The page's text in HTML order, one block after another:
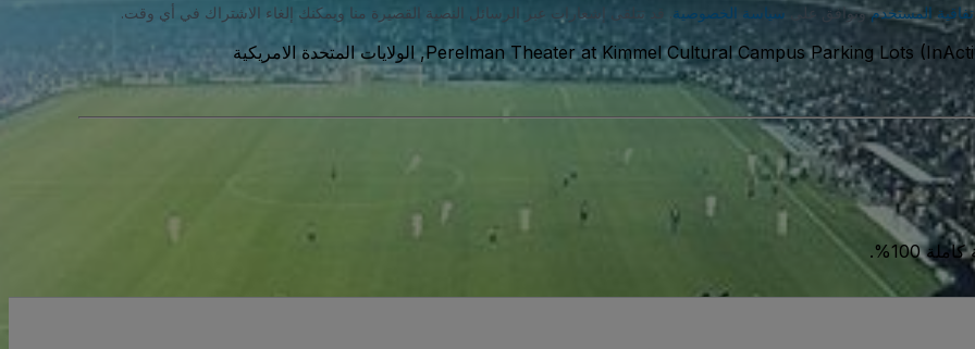
المستخدموتوافق على سياسة الخصوصية . قد تتلقى إشعارات عبر الرسائل النصية القصيرة منا ويمكنك إلغاء الاشتراك في أي وقت.
Perelman Theater at Kimmel Cultural Campus Parking Lots
100%.